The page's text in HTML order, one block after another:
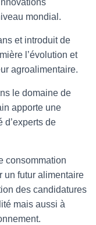
mondial.
et introduit de
l’évolution et
agroalimentaire.
le domaine de
apporte une
d’experts de
consommation
un futur alimentaire
des candidatures
mais aussi à